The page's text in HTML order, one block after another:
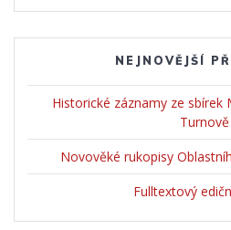
NEJNOVĚJŠÍ
Historické záznamy ze sbírek
Turnově
Novověké rukopisy
Fulltextový